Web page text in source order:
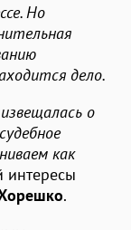
Но
дело.
о
как
интересы
.